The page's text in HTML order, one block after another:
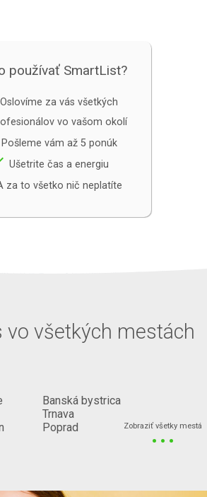
používať SmartList?
Oslovíme za vás všetkých
vo vašom okolí
Pošleme vám až 5 ponúk
Ušetrite čas a energiu
za to všetko nič neplatíte
vo všetkých mestách
Banská bystrica
Trnava
Poprad
Zobraziť všetky mestá
...